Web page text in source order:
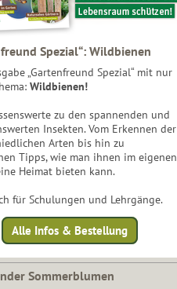
Spezial“: Wildbienen
„Gartenfreund Spezial“ mit nur
Wildbienen!
zu den spannenden und
Insekten. Vom Erkennen der
Arten bis hin zu
Tipps, wie man ihnen im eigenen
Heimat bieten kann.
für Schulungen und Lehrgänge.
Alle Infos & Bestellung
Sommerblumen